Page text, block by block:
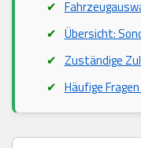
Übersicht:
Zuständige
Häufige